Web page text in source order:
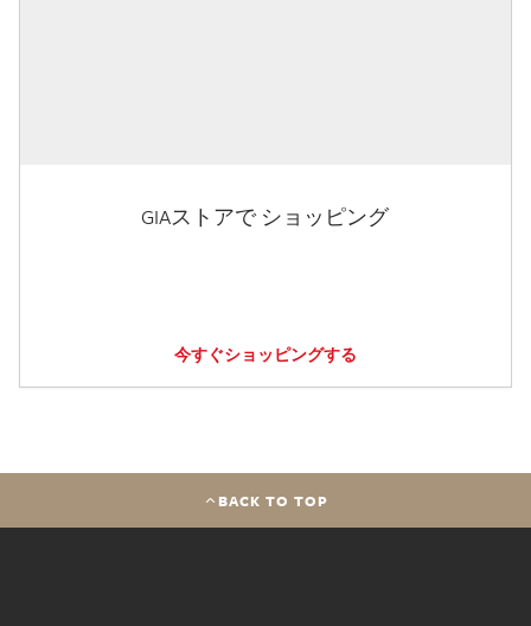
GIAストアで ショッピング
今すぐショッピングする
BACK TO TOP